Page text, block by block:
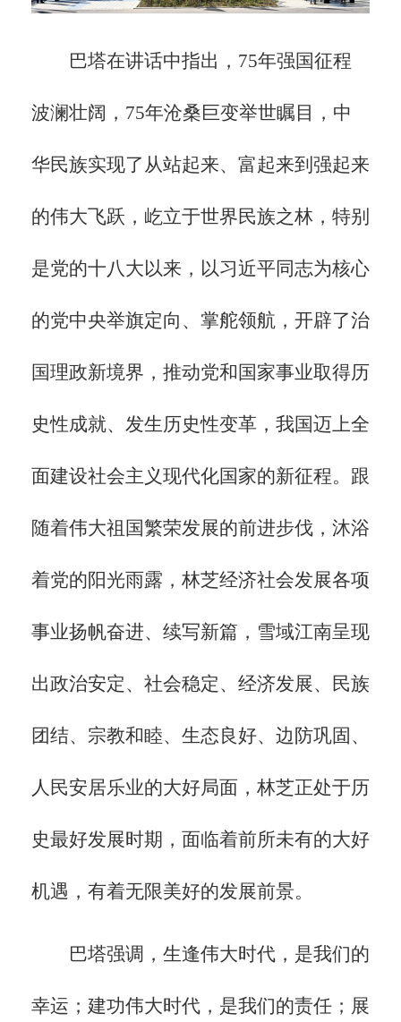
巴塔在讲话中指出， 75年强国征程
波澜壮阔，75年沧桑巨变举世瞩目，中
华民族实现了从站起来、富起来到强起来
的伟大飞跃，屹立于世界民族之林，特别
是党的十八大以来，以习近平同志为核心
的党中央举旗定向、掌舵领航，开辟了治
国理政新境界，推动党和国家事业取得历
史性成就、发生历史性变革，我国迈上全
面建设社会主义现代化国家的新征程。跟
随着伟大祖国繁荣发展的前进步伐，沐浴
着党的阳光雨露，林芝经济社会发展各项
事业扬帆奋进、续写新篇，雪域江南呈现
出政治安定、社会稳定、经济发展、民族
团结、宗教和睦、生态良好、边防巩固、
人民安居乐业的大好局面，林芝正处于历
史最好发展时期，面临着前所未有的大好
机遇，有着无限美好的发展前景。
巴塔强调，生逢伟大时代，是我们的
幸运；建功伟大时代，是我们的责任；展